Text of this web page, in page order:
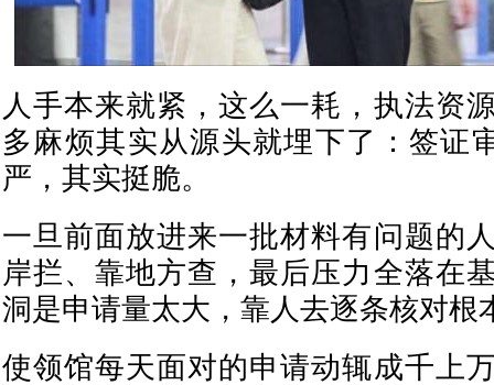
人手本来就紧，这么一耗，执法资
多麻烦其实从源头就埋下了：签证
严，其实挺脆。
一旦前面放进来一批材料有问题的
岸拦、靠地方查，最后压力全落在
洞是申请量太大，靠人去逐条核对根
使领馆每天面对的申请动辄成千上